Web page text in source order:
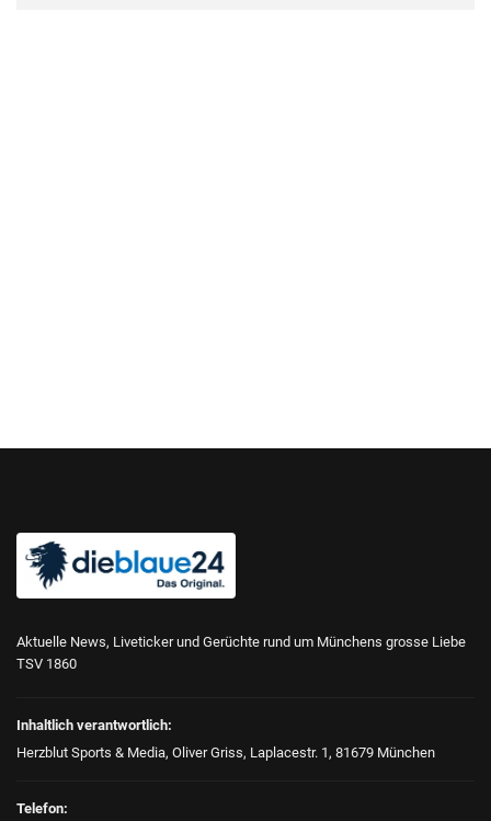
Aktuelle News, Liveticker und Gerüchte rund um Münchens grosse Liebe
TSV 1860
Inhaltlich verantwortlich:
Herzblut Sports & Media, Oliver Griss, Laplacestr. 1, 81679 München
Telefon: